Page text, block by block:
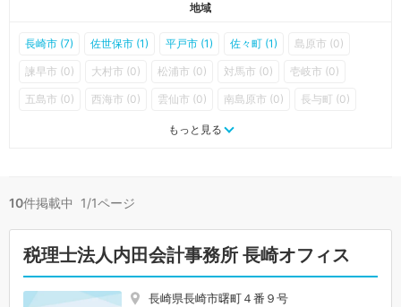
地域
長崎市 (7) 佐世保市 (1) 平戸市 (1) 佐々町 (1) 島原市 (0)
諫早市 (0) 大村市 (0) 松浦市 (0) 対馬市 (0) 壱岐市 (0)
五島市 (0) 西海市 (0) 雲仙市 (0) 南島原市 (0) 長与町 (0)
川棚町 (0)
もっと見る
10件掲載中 1/1ページ
税理士法人内田会計事務所 長崎オフィス
長崎県長崎市曙町４番９号